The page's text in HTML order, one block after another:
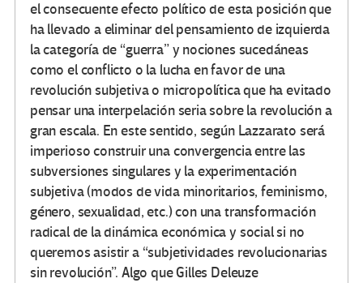
el consecuente efecto político de esta posición que
ha llevado a eliminar del pensamiento de izquierda
la categoría de “guerra” y nociones sucedáneas
como el conflicto o la lucha en favor de una
revolución subjetiva o micropolítica que ha evitado
pensar una interpelación seria sobre la revolución a
gran escala. En este sentido, según Lazzarato será
imperioso construir una convergencia entre las
subversiones singulares y la experimentación
subjetiva (modos de vida minoritarios, feminismo,
género, sexualidad, etc.) con una transformación
radical de la dinámica económica y social si no
queremos asistir a “subjetividades revolucionarias
sin revolución”. Algo que Gilles Deleuze